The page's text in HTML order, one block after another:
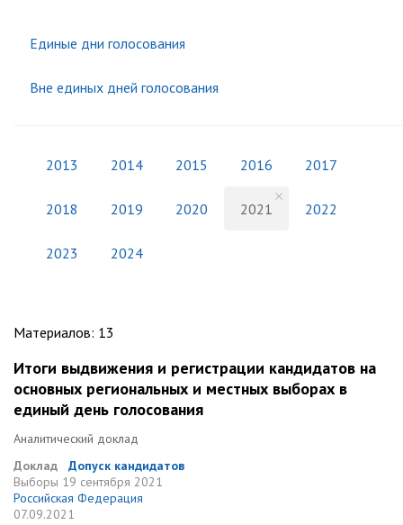
Единые дни голосования
Вне единых дней голосования
2013 2014 2015 2016 2017
2018 2019 2020 2021 2022
2023 2024
Материалов: 13
Итоги выдвижения и регистрации кандидатов на
основных региональных и местных выборах в
единый день голосования
Аналитический доклад
Доклад
Допуск кандидатов
Выборы 19 сентября 2021
Российская Федерация
07.09.2021